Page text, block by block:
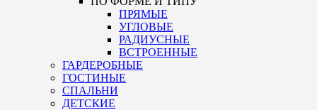
ПРЯМЫЕ
УГЛОВЫЕ
РАДИУСНЫЕ
ВСТРОЕННЫЕ
ГАРДЕРОБНЫЕ
ГОСТИНЫЕ
СПАЛЬНИ
ДЕТСКИЕ